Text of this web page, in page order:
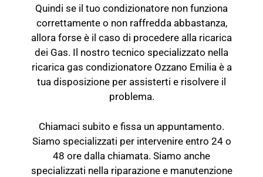
Quindi se il tuo condizionatore non funziona
correttamente o non raffredda abbastanza,
allora forse è il caso di procedere alla ricarica
dei Gas. Il nostro tecnico specializzato nella
ricarica gas condizionatore Ozzano Emilia è a
tua disposizione per assisterti e risolvere il
problema.
Chiamaci subito e fissa un appuntamento.
Siamo specializzati per intervenire entro 24 o
48 ore dalla chiamata. Siamo anche
specializzati nella riparazione e manutenzione